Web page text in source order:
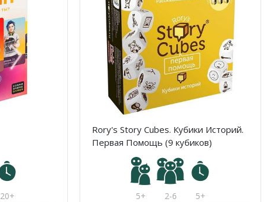
20+
Rory's Story Cubes. Кубики Историй.
Первая Помощь (9 кубиков)
5+ 2-6 5+